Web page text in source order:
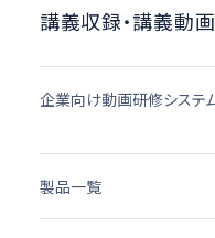
講義収録・講義動
企業向け動画研修システ
製品一覧